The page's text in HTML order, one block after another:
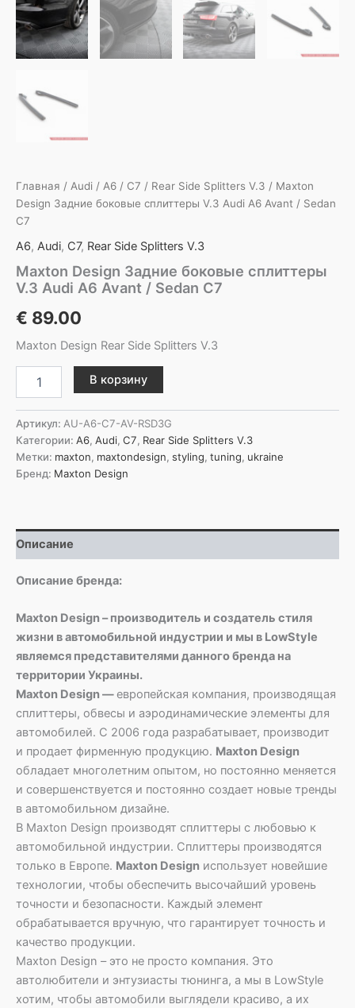
Главная / Audi / A6 / C7 / Rear Side Splitters V.3 / Maxton
Design Задние боковые сплиттеры V.3 Audi A6 Avant / Sedan
C7
A6, Audi, C7, Rear Side Splitters V.3
Maxton Design Задние боковые сплиттеры
V.3 Audi A6 Avant / Sedan C7
€ 89.00
Maxton Design Rear Side Splitters V.3
товара
Design
Задние
боковые
сплиттеры
V.3
Avant
/
Sedan
C7
В корзину
Артикул: AU-A6-C7-AV-RSD3G
Категории: A6, Audi, C7, Rear Side Splitters V.3
Метки: maxton, maxtondesign, styling, tuning, ukraine
Бренд: Maxton Design
Описание
Описание бренда:
Maxton Design – производитель и создатель стиля
жизни в автомобильной индустрии и мы в LowStyle
являемся представителями данного бренда на
территории Украины.
Maxton Design —европейская компания, производящая
сплиттеры, обвесы и аэродинамические элементы для
автомобилей. С 2006 года разрабатывает, производит
и продает фирменную продукцию. Maxton Design
обладает многолетним опытом, но постоянно меняется
и совершенствуется и постоянно создает новые тренды
в автомобильном дизайне.
В Maxton Design производят сплиттеры с любовью к
автомобильной индустрии. Сплиттеры производятся
только в Европе. Maxton Design использует новейшие
технологии, чтобы обеспечить высочайший уровень
точности и безопасности. Каждый элемент
обрабатывается вручную, что гарантирует точность и
качество продукции.
Maxton Design – это не просто компания. Это
автолюбители и энтузиасты тюнинга, а мы в LowStyle
хотим, чтобы автомобили выглядели красиво, а их